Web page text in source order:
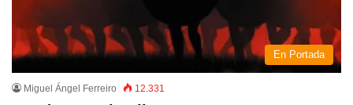
En Portada
Miguel Ángel Ferreiro 12.331